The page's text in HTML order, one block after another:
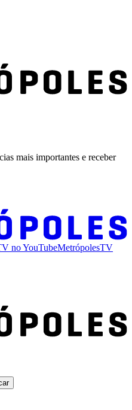
mais importantes e receber
noYouTubeMetrópolesTV